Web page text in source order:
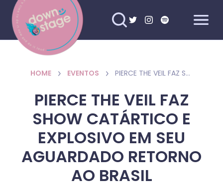
HOME EVENTOS PIERCE THE VEIL FAZ SHOW CATÁRTICO E EXPLOSIVO EM SEU AGUARDADO RETORNO AO BRASIL
PIERCE THE VEIL FAZ
SHOW CATÁRTICO E
EXPLOSIVO EM SEU
AGUARDADO RETORNO
AO BRASIL